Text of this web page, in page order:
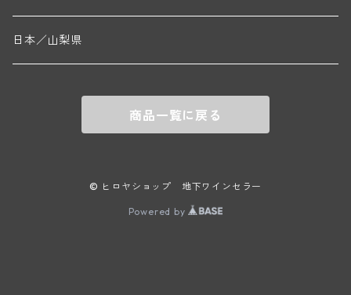
ニコラ・ルジェ(フラジェ・エシェゾー)
ドニ・モルテ(ジュヴレ・シャンベルタン)
ドニ・ペール・エ・フィス(ペルナン・ヴェルジュレス)
コント・ラフォン(ムルソー)
フランソワ・ミクルスキ(ムルソー)
ゲオルグ・ブロイヤー
フランケン
テルメンレギオン
セップ・モーザ―
カンプタール
日本／山梨県
商品一覧に戻る
© ヒロヤショップ 地下ワインセラー
Powered by